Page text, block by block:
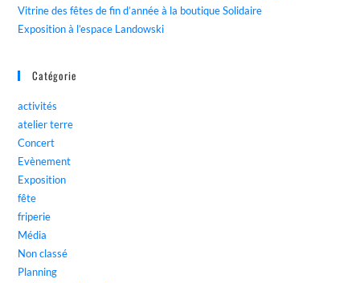
Vitrine des fêtes de fin d’année à la boutique Solidaire
Exposition à l’espace Landowski
Catégorie
activités
atelier terre
Concert
Evènement
Exposition
fête
friperie
Média
Non classé
Planning